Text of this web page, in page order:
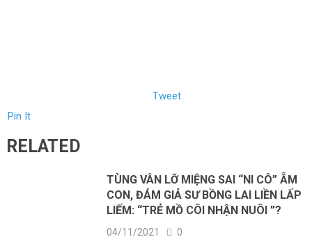
Tweet
Pin It
RELATED
TÙNG VÂN LỠ MIỆNG SAI “NI CÔ” ẴM
CON, ĐÁM GIẢ SƯ BỒNG LAI LIỀN LẤP
LIẾM: “TRẺ MỒ CÔI NHẬN NUÔI ”?
04/11/2021 0